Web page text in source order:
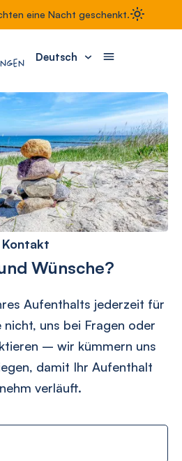
eine Nacht geschenkt.
Deutsch
Kontakt
Wünsche?
Aufenthalts jederzeit für
nicht, uns bei Fragen oder
– wir kümmern uns
damit Ihr Aufenthalt
verläuft.